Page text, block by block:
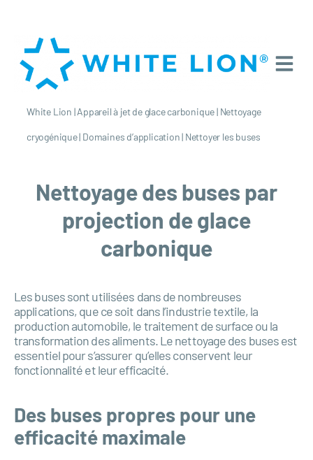
White Lion |Appareil à jet de glace carbonique| Nettoyage
cryogénique| Domaines d’application| Nettoyer les buses
Nettoyage des buses par
projection de glace
carbonique
Les buses sont utilisées dans de nombreuses
applications, que ce soit dans l’industrie textile, la
production automobile, le traitement de surface ou la
transformation des aliments. Le nettoyage des buses est
essentiel pour s’assurer qu’elles conservent leur
fonctionnalité et leur efficacité.
Des buses propres pour une
efficacité maximale